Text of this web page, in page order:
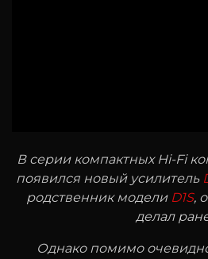
В серии компактных Hi-Fi
появился новый усилитель
родственник модели D1S,
делал
Однако помимо